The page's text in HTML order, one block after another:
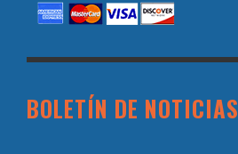
BOLETÍN DE NOTICIAS